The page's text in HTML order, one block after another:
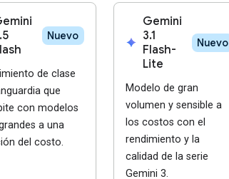
Nuevo
de clase
que
con modelos
a una
del costo.
spark
Gemini
3.1
Flash-
Lite
Nuevo
Modelo de gran
volumen y sensible a
los costos con el
rendimiento y la
calidad de la serie
Gemini 3.